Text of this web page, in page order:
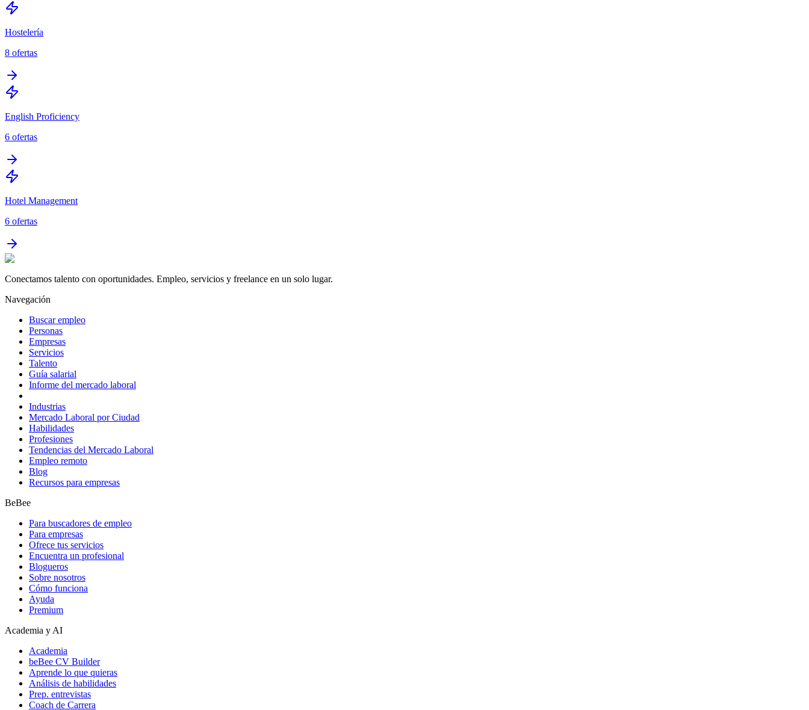
Hostelería
8 ofertas
English Proficiency
6 ofertas
Hotel Management
6 ofertas
Conectamos talento con oportunidades. Empleo, servicios y freelance en un solo lugar.
Navegación
Buscar empleo
Personas
Empresas
Servicios
Talento
Guía salarial
Informe del mercado laboral
Industrias
Mercado Laboral por Ciudad
Habilidades
Profesiones
Tendencias del Mercado Laboral
Empleo remoto
Blog
Recursos para empresas
BeBee
Para buscadores de empleo
Para empresas
Ofrece tus servicios
Encuentra un profesional
Blogueros
Sobre nosotros
Cómo funciona
Ayuda
Premium
Academia y AI
Academia
beBee CV Builder
Aprende lo que quieras
Análisis de habilidades
Prep. entrevistas
Coach de Carrera